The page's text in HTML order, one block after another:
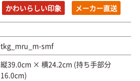
かわいらしい印象 メーカー直送
tkg_mru_m-smf
縦39.0cm × 横24.2cm (持ち手部分
16.0cm)